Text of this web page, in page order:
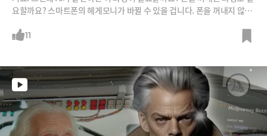
요할까요? 스마트폰의 헤게모니가 바뀔 수 있을 겁니다. 폰을 꺼내지 않아
I의 발전은 모든 경험이 스마트폰에서 이뤄지는 지금의 UX에 어떤 변화를
11